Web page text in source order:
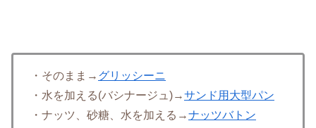
・そのまま→ グリッシーニ
・水を加える(バシナージュ)→サンド用大型パン
・ナッツ、砂糖、水を加える→ナッツバトン